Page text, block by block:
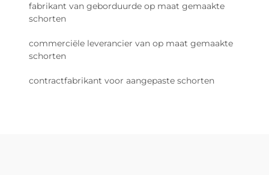
fabrikant van geborduurde op maat gemaakte
schorten
commerciële leverancier van op maat gemaakte
schorten
contractfabrikant voor aangepaste schorten